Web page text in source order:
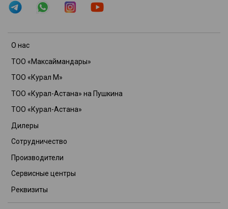
О нас
ТОО «Максаймандары»
ТОО «Курал М»
ТОО «Курал-Астана» на Пушкина
ТОО «Курал-Астана»
Дилеры
Сотрудничество
Производители
Сервисные центры
Реквизиты